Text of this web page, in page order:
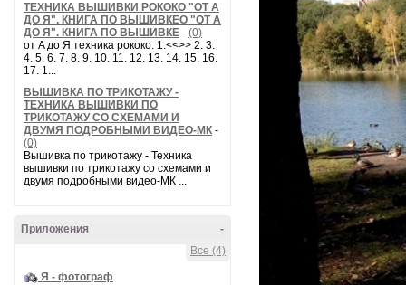
ТЕХНИКА ВЫШИВКИ РОКОКО "ОТ А
ДО Я". КНИГА ПО ВЫШИВКЕО "ОТ А
ДО Я". КНИГА ПО ВЫШИВКЕ - (0)
от A до Я техника рококо. 1.<<>> 2. 3.
4. 5. 6. 7. 8. 9. 10. 11. 12. 13. 14. 15. 16.
17. 1...
ВЫШИВКА ПО ТРИКОТАЖУ -
ТЕХНИКА ВЫШИВКИ ПО
ТРИКОТАЖУ СО СХЕМАМИ И
ДВУМЯ ПОДРОБНЫМИ ВИДЕО-МК -
(0)
Вышивка по трикотажу - Техника
вышивки по трикотажу со схемами и
двумя подробными видео-МК ...
-
Приложения
Все (4)
Я - фотограф